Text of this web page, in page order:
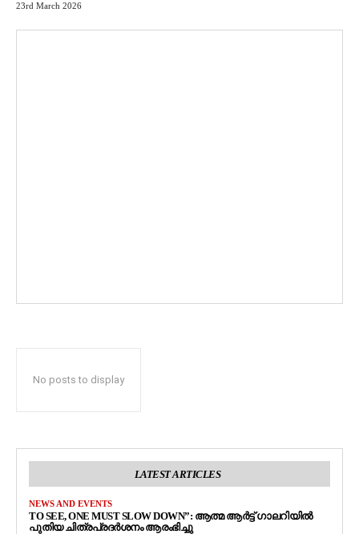
23rd March 2026
No posts to display
LATEST ARTICLES
NEWS AND EVENTS
TO SEE, ONE MUST SLOW DOWN”: ആത്മ ആർട്ട് ഗാലറിയിൽ
പുതിയ ചിത്രപ്രദർശനം ആരംഭിച്ചു